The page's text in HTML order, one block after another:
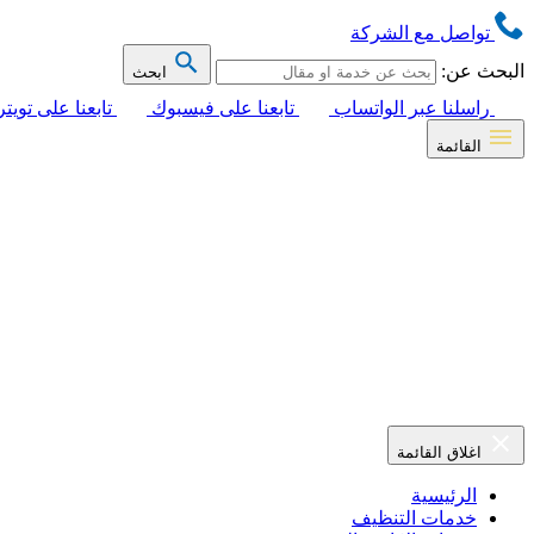
تواصل مع الشركة
البحث عن:
ابحث
راسلنا عبر الواتساب تابعنا على فيسبوك تابعنا على تويتر
القائمة
اغلاق القائمة
الرئيسية
خدمات التنظيف